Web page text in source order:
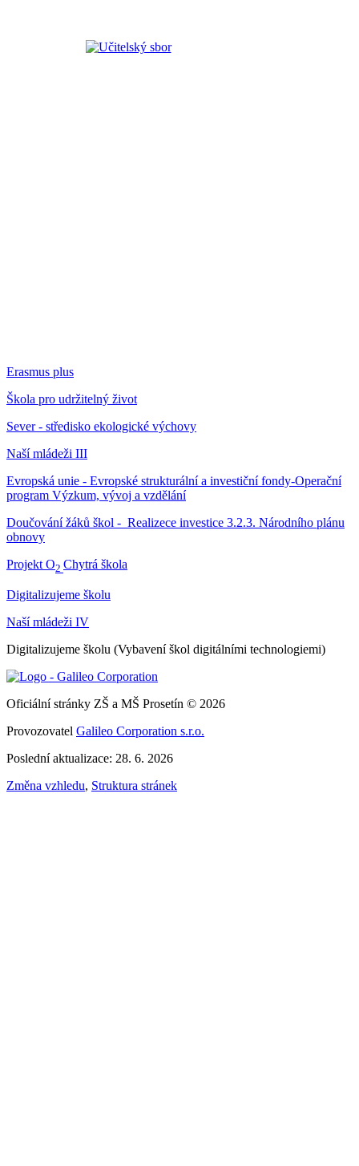
Erasmus plus
Škola pro udržitelný život
Sever - středisko ekologické výchovy
Naší mládeži III
Evropská unie - Evropské strukturální a investiční fondy-Operační
program Výzkum, vývoj a vzdělání
Doučování žáků škol - Realizece investice 3.2.3. Národního plánu
obnovy
Projekt O2 Chytrá škola
Digitalizujeme školu
Naší mládeži IV
Digitalizujeme školu (Vybavení škol digitálními technologiemi)
Oficiální stránky ZŠ a MŠ Prosetín © 2026
Provozovatel Galileo Corporation s.r.o.
Poslední aktualizace: 28. 6. 2026
Změna vzhledu, Struktura stránek